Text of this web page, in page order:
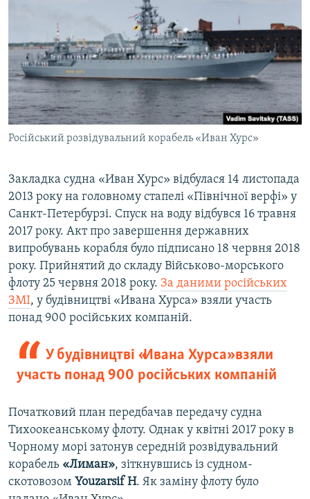
Російський розвідувальний корабель «Иван Хурс»
Закладка судна «Иван Хурс» відбулася 14 листопада
2013 року на головному стапелі «Північної верфі» у
Санкт-Петербурзі. Спуск на воду відбувся 16 травня
2017 року. Акт про завершення державних
випробувань корабля було підписано 18 червня 2018
року. Прийнятий до складу Військово-морського
флоту 25 червня 2018 року. За даними російських
ЗМІ, у будівництві «Ивана Хурса» взяли участь
понад 900 російських компаній.
У будівництві «Ивана Хурса» взяли
участь понад 900 російських компаній
Початковий план передбачав передачу судна
Тихоокеанському флоту. Однак у квітні 2017 року в
Чорному морі затонув середній розвідувальний
корабель «Лиман», зіткнувшись із судном-
скотовозом Youzarsif H. Як заміну флоту було